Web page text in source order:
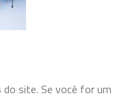
site. Se você for um